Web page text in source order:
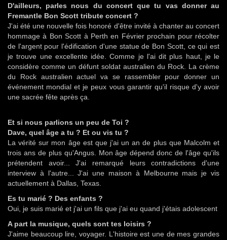
D'ailleurs, parles nous du concert que tu vas donner au
Fremantle Bon Scott tribute concert ?
J'ai été une nouvelle fois honoré d'être invité à chanter au concert
hommage à Bon Scott à Perth en Février prochain pour récolter
de l'argent pour l'édification d'une statue de Bon Scott, ce qui est
je trouve une excellente idée. Comme je l'ai dit plus haut, je le
considère comme un défunt soldat australien du Rock. La crème
du Rock australien actuel va se rassembler pour donner un
événement mondial et je peux vous garantir qu'il risque d'y avoir
une sacrée fête après ça.
Et si nous parlions un peu de Toi ?
Dave, quel âge a tu ? Et ou vis tu ?
La vérité sur mon âge est que j'ai un an de plus que Malcolm et
trois ans de plus qu'Angus. Mon âge dépend donc de l'âge qu'ils
prétendent avoir... J'ai remarqué leurs contradictions d'une
interview à l'autre... J'ai une maison à Melbourne mais je vis
actuellement à Dallas, Texas.
Es tu marié ? Des enfants ?
Oui, je suis marié et j'ai un fils que j'ai eu quand j'étais adolescent
A part la musique, quels sont tes loisirs ?
J'aime beaucoup lire, voyager. L'histoire est une de mes grandes